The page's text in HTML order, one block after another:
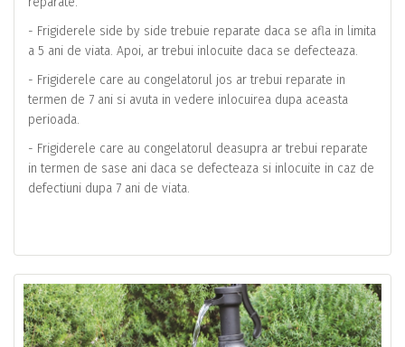
- Frigiderele side by side trebuie reparate daca se afla in limita
a 5 ani de viata. Apoi, ar trebui inlocuite daca se defecteaza.
- Frigiderele care au congelatorul jos ar trebui reparate in
termen de 7 ani si avuta in vedere inlocuirea dupa aceasta
perioada.
- Frigiderele care au congelatorul deasupra ar trebui reparate
in termen de sase ani daca se defecteaza si inlocuite in caz de
defectiuni dupa 7 ani de viata.